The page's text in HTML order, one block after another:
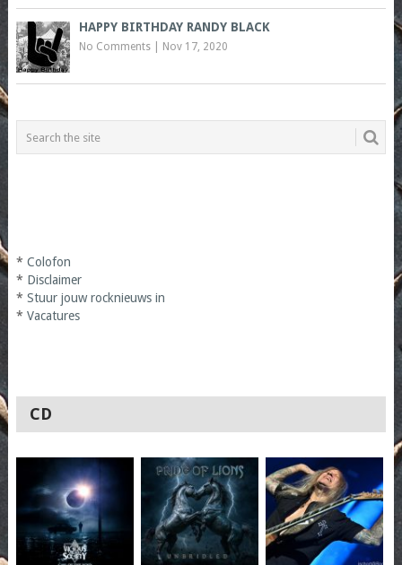
HAPPY BIRTHDAY RANDY BLACK
No Comments| Nov 17, 2020
* Colofon
* Disclaimer
* Stuur jouw rocknieuws in
* Vacatures
CD